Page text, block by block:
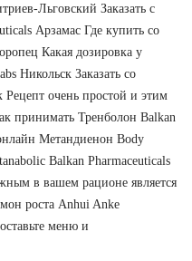
Льговский Заказать с
Арзамас Где купить со
Какая дозировка у
Никольск Заказать со
очень простой и этим
принимать Тренболон Balkan
Метандиенон Body
Balkan Pharmaceuticals
в вашем рационе является
роста Anhui Anke
меню и